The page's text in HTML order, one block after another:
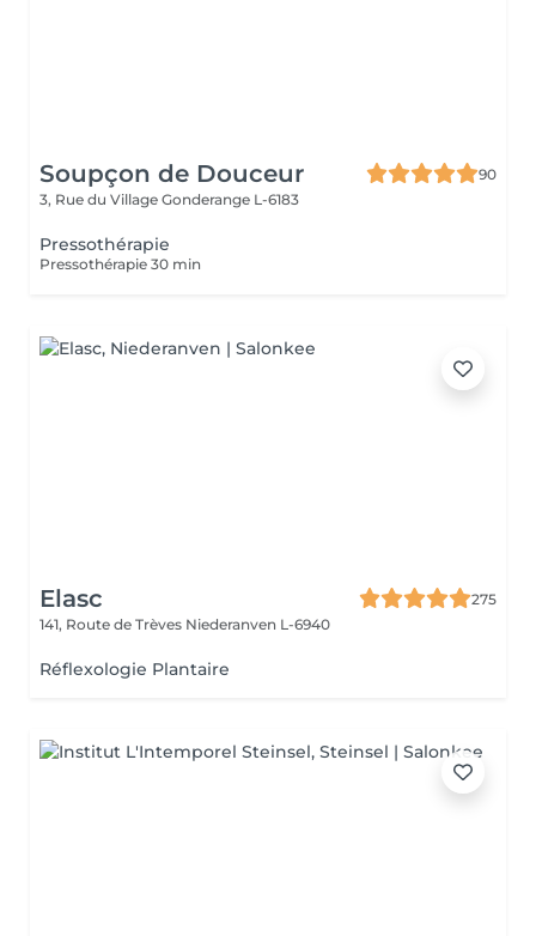
Soupçon de Douceur
90
3, Rue du Village Gonderange L-6183
Pressothérapie
Pressothérapie 30 min
Elasc
275
141, Route de Trèves Niederanven L-6940
Réflexologie Plantaire